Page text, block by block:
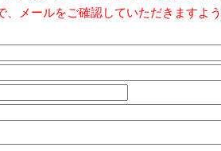
メールをご確認していただきますよ